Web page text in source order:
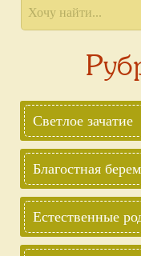
Светлое зачатие
Благостная
Естественные